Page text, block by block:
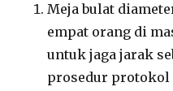
Meja bulat
empat orang di
untuk jaga jarak
prosedur protokol